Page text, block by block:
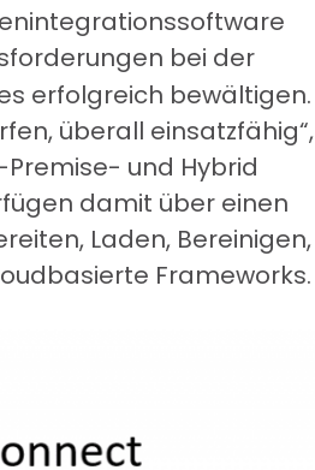
bei der
erfolgreich bewältigen.
überall einsatzfähig“,
und Hybrid
damit über einen
Laden, Bereinigen,
Frameworks.